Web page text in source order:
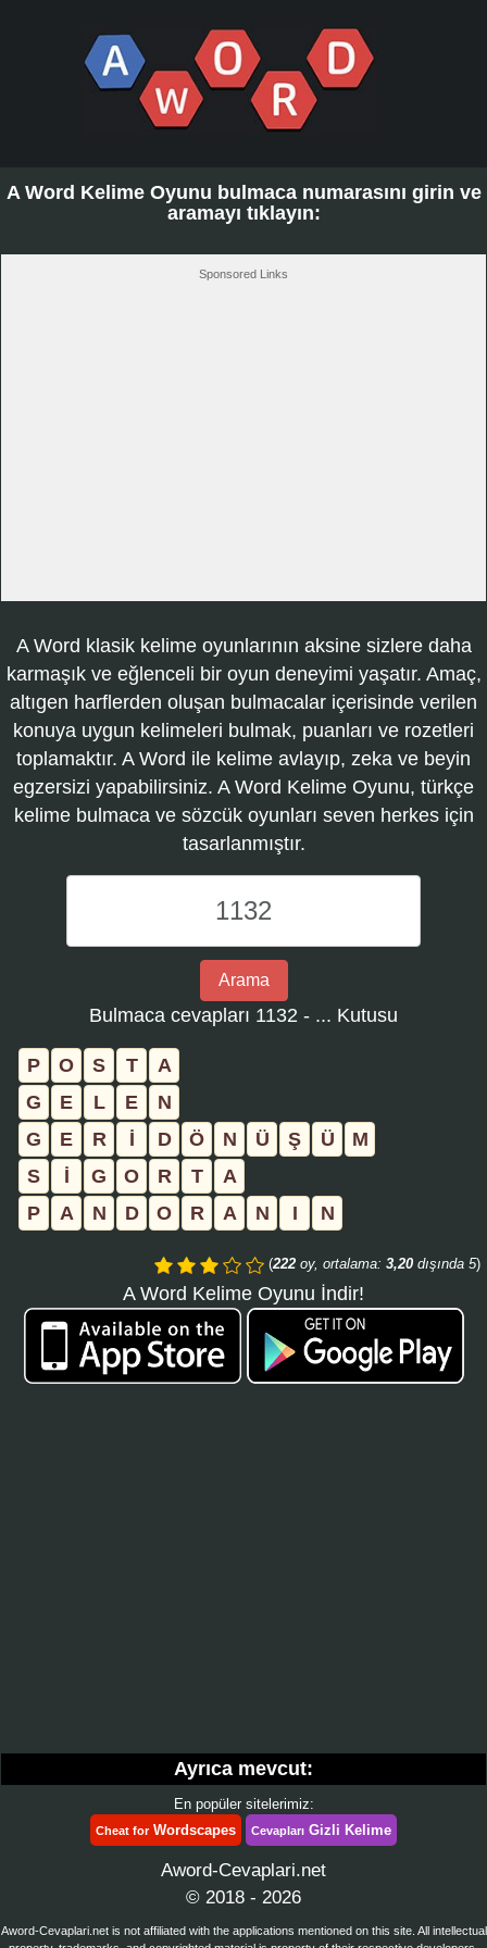
A Word Kelime Oyunu bulmaca numarasını girin ve
aramayı tıklayın:
Sponsored Links
A Word klasik kelime oyunlarının aksine sizlere daha
karmaşık ve eğlenceli bir oyun deneyimi yaşatır. Amaç,
altıgen harflerden oluşan bulmacalar içerisinde verilen
konuya uygun kelimeleri bulmak, puanları ve rozetleri
toplamaktır. A Word ile kelime avlayıp, zeka ve beyin
egzersizi yapabilirsiniz. A Word Kelime Oyunu, türkçe
kelime bulmaca ve sözcük oyunları seven herkes için
tasarlanmıştır.
Word
Kelime
Oyunu
bulmaca
tıklayın:
Arama
Bulmaca cevapları 1132 - ... Kutusu
P O S T
A
G
E L E
N
G
E R İ D Ö N Ü Ş Ü
M
S
İ G O R T
A
P
A N D O R A N I N
(222 oy, ortalama: 3,20 dışında 5)
A Word Kelime Oyunu İndir!
Ayrıca mevcut:
En popüler sitelerimiz:
Cheat forWordscapes Cevapları Gizli Kelime
Aword-Cevaplari.net
© 2018 - 2026
Aword-Cevaplari.net is not affiliated with the applications mentioned on this site. All intellectual